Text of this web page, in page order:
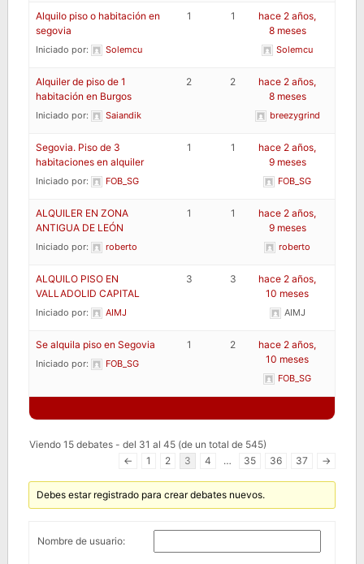
Alquilo piso o habitación en
segovia
Iniciado por: Solemcu
1 1
hace 2 años,
8 meses
Solemcu
Alquiler de piso de 1
habitación en Burgos
Iniciado por: Saiandik
2 2
hace 2 años,
8 meses
breezygrind
Segovia. Piso de 3
habitaciones en alquiler
Iniciado por: FOB_SG
1 1
hace 2 años,
9 meses
FOB_SG
ALQUILER EN ZONA
ANTIGUA DE LEÓN
Iniciado por: roberto
1 1
hace 2 años,
9 meses
roberto
ALQUILO PISO EN
VALLADOLID CAPITAL
Iniciado por: AIMJ
3 3
hace 2 años,
10 meses
AIMJ
Se alquila piso en Segovia
Iniciado por: FOB_SG
1 2
hace 2 años,
10 meses
FOB_SG
Viendo 15 debates - del 31 al 45 (de un total de 545)
←
1 2 3 4 … 35 36 37 →
Debes estar registrado para crear debates nuevos.
Nombre de usuario: